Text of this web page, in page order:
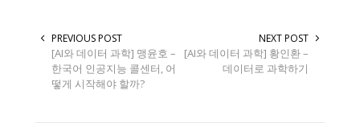
PREVIOUS POST
[AI와 데이터 과학] 맹윤호 –
한국어 인공지능 콜센터, 어
떻게 시작해야 할까?
NEXT POST
[AI와 데이터 과학] 황인환 –
데이터로 과학하기